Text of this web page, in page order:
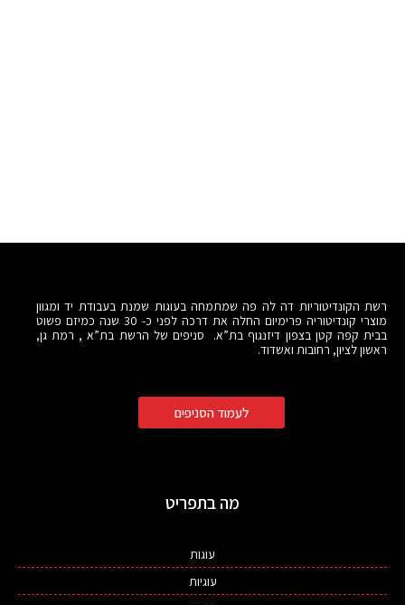
רשת הקונדיטוריות דה לה פה שמתמחה בעוגות שמנת בעבודת יד ומגוון
מוצרי קונדיטוריה פרימיום החלה את דרכה לפני כ- 30 שנה כמיזם פשוט
בבית קפה קטן בצפון דיזנגוף בת”א. סניפים של הרשת בת”א , רמת גן,
ראשון לציון, רחובות ואשדוד.
לעמוד הסניפים
מה בתפריט
עוגות
עוגיות